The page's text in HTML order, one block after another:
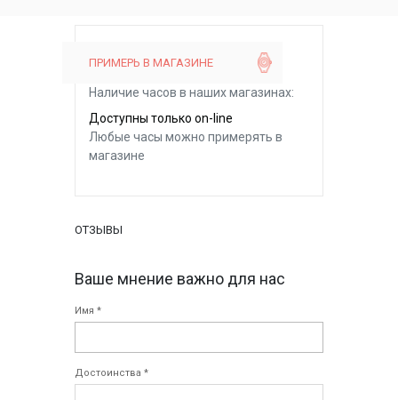
ПРИМЕРЬ В МАГАЗИНЕ
Наличие часов в наших магазинах:
Доступны только on-line
Любые часы можно примерять в
магазине
ОТЗЫВЫ
Ваше мнение важно для нас
Имя *
Достоинства *